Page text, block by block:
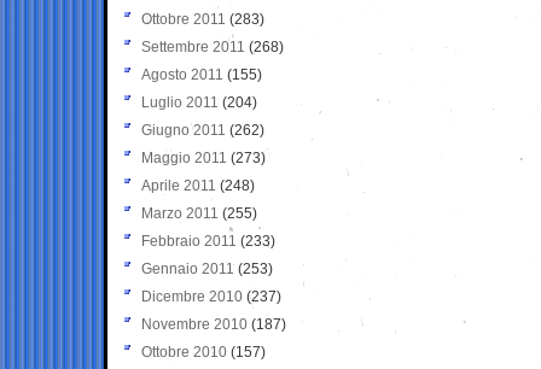
Ottobre 2011 (283)
Settembre 2011 (268)
Agosto 2011 (155)
Luglio 2011 (204)
Giugno 2011 (262)
Maggio 2011 (273)
Aprile 2011 (248)
Marzo 2011 (255)
Febbraio 2011 (233)
Gennaio 2011 (253)
Dicembre 2010 (237)
Novembre 2010 (187)
Ottobre 2010 (157)